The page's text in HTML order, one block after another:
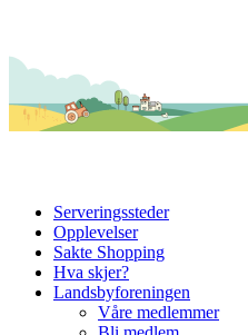
Serveringssteder
Opplevelser
Sakte Shopping
Hva skjer?
Landsbyforeningen
Våre medlemmer